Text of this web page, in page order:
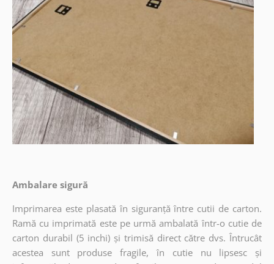
Ambalare sigură
Imprimarea este plasată în siguranță între cutii de carton.
Ramă cu imprimată este pe urmă ambalată într-o cutie de
carton durabil (5 inchi) și trimisă direct către dvs. Întrucât
acestea sunt produse fragile, în cutie nu lipsesc și